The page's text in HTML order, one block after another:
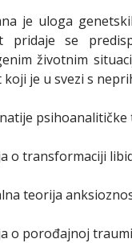
je uloga
pridaje se
životnim
je u svezi s
psihoanalitičke
o transformaciji
teorija
o porođajnoj